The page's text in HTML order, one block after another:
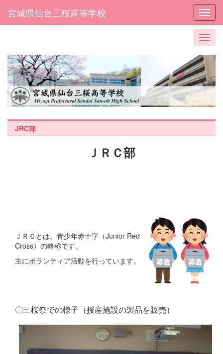
宮城県仙台三桜高等学校
JRC部
ＪＲＣ部
ＪＲＣとは、青少年赤十字（Junior Red
Cross）の略称です。
主にボランティア活動を行っています。
〇三桜祭での様子（授産施設の製品を販売）